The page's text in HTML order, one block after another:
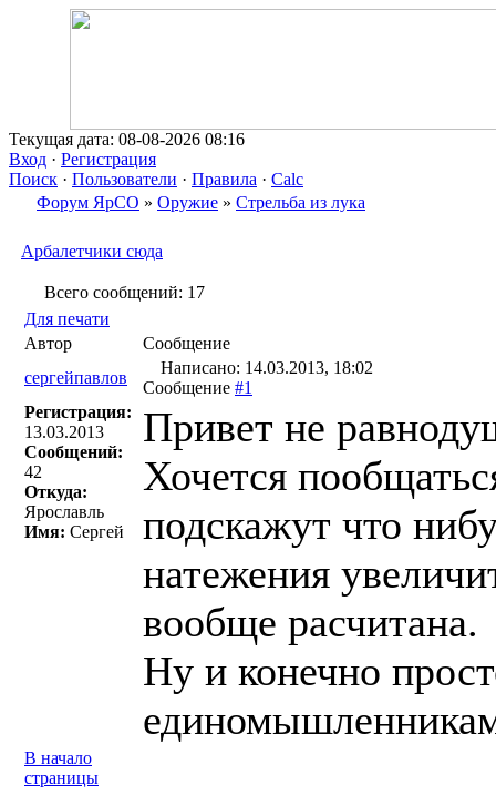
Текущая дата: 08-08-2026 08:16
Вход · Регистрация
Поиск · Пользователи · Правила · Calc
Форум ЯрСО » Оружие » Стрельба из лука
Арбалетчики сюда
Всего сообщений: 17
Для печати
Автор
Сообщение
сергейпавлов
Написано: 14.03.2013, 18:02
Сообщение #1
Регистрация:
13.03.2013
Сообщений:
42
Откуда:
Ярославль
Имя: Сергей
Привет не
Хочется
подскажут что
натежения
вообще расчитана.
Ну и конечно
В начало
страницы